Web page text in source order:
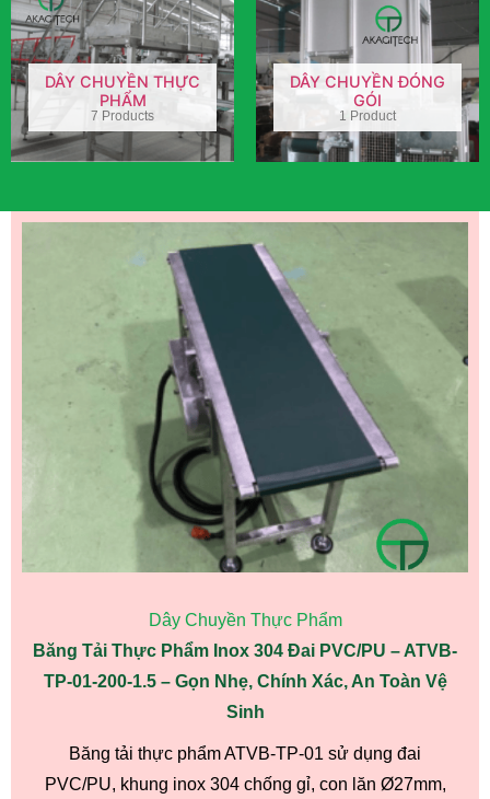
DÂY CHUYỀN THỰC
PHẨM
7 Products
DÂY CHUYỀN ĐÓNG
GÓI
1 Product
Dây Chuyền Thực Phẩm
Băng Tải Thực Phẩm Inox 304 Đai PVC/PU – ATVB-
TP-01-200-1.5 – Gọn Nhẹ, Chính Xác, An Toàn Vệ
Sinh
Băng tải thực phẩm ATVB-TP-01 sử dụng đai
PVC/PU, khung inox 304 chống gỉ, con lăn Ø27mm,